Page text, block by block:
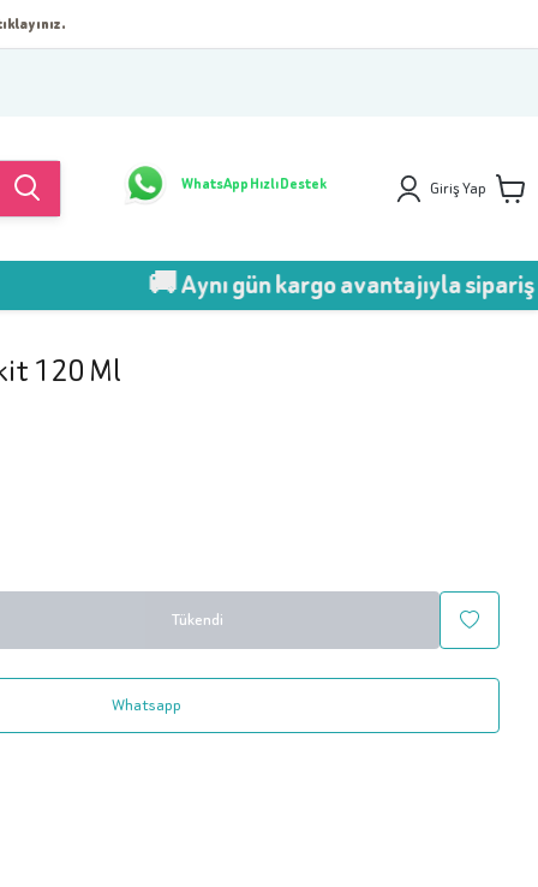
WhatsApp Hızlı Destek Giriş Yap
🚚 Aynı gün kargo avantajıyla sipariş ver!
120 Ml
Tükendi
Whatsapp